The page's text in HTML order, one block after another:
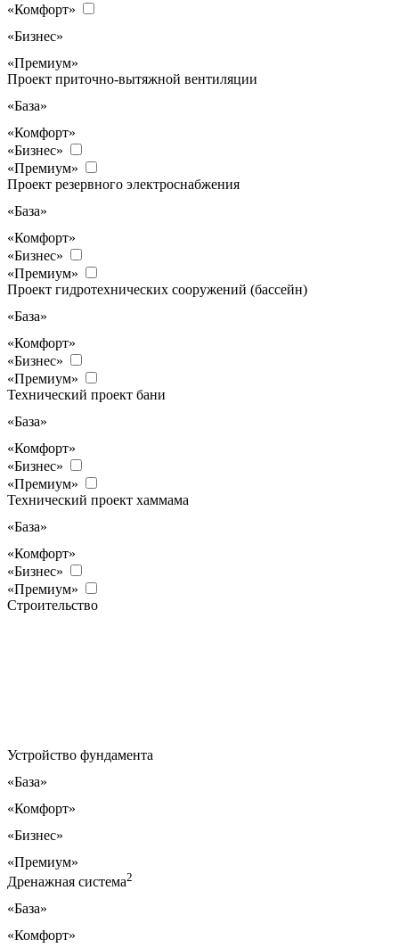
«Комфорт»
«Бизнес»
«Премиум»
Проект приточно-вытяжной вентиляции
«База»
«Комфорт»
«Бизнес»
«Премиум»
Проект резервного электроснабжения
«База»
«Комфорт»
«Бизнес»
«Премиум»
Проект гидротехнических сооружений (бассейн)
«База»
«Комфорт»
«Бизнес»
«Премиум»
Технический проект бани
«База»
«Комфорт»
«Бизнес»
«Премиум»
Технический проект хаммама
«База»
«Комфорт»
«Бизнес»
«Премиум»
Строительство
Устройство фундамента
«База»
«Комфорт»
«Бизнес»
«Премиум»
Дренажная система2
«База»
«Комфорт»